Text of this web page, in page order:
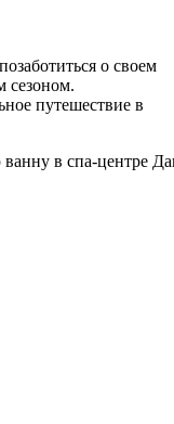
о своем
сезоном.
путешествие в